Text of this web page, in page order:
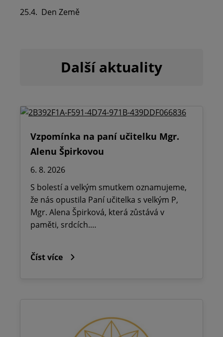
25.4. Den Země
Další aktuality
Vzpomínka na paní učitelku Mgr.
Alenu Špirkovou
6. 8. 2026
S bolestí a velkým smutkem oznamujeme,
že nás opustila Paní učitelka s velkým P,
Mgr. Alena Špirková, která zůstává v
paměti, srdcích.…
Číst více